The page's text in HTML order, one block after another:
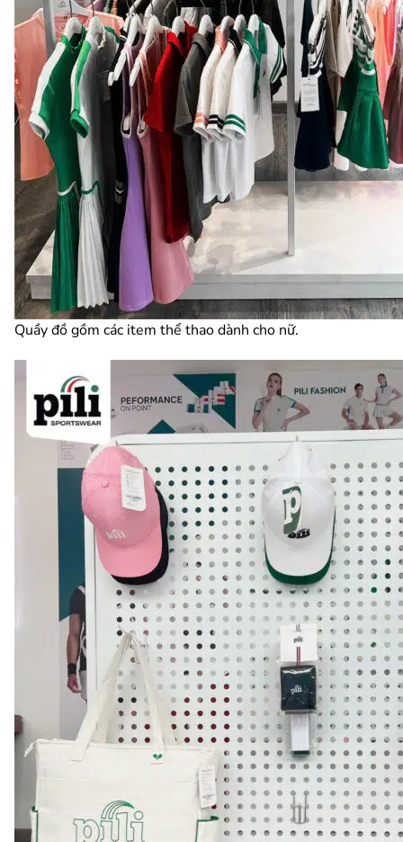
Quầy đồ gồm các item thể thao dành cho nữ.